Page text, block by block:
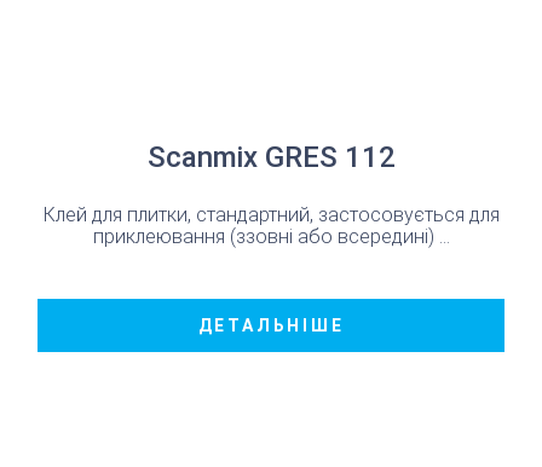
Scanmix GRES 112
Клей для плитки, стандартний, застосовується для
приклеювання (ззовні або всередині) ...
ДЕТАЛЬНІШЕ